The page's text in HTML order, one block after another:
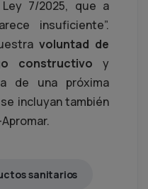
7/2025, que a
insuficiente”.
voluntad de
constructivo y
de una próxima
incluyan también
sanitarios